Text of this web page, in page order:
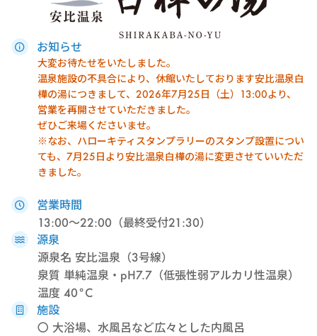
お知らせ
大変お待たせをいたしました。
温泉施設の不具合により、休館いたしております安比温泉白
樺の湯につきまして、2026年7月25日（土）13:00より、
営業を再開させていただきました。
ぜひご来場くださいませ。
※なお、ハローキティスタンプラリーのスタンプ設置につい
ても、7月25日より安比温泉白樺の湯に変更させていいただ
きました。
営業時間
13:00〜22:00（最終受付21:30）
源泉
源泉名 安比温泉（3号線）
泉質 単純温泉・pH7.7（低張性弱アルカリ性温泉）
温度 40°C
施設
〇 大浴場、水風呂など広々とした内風呂